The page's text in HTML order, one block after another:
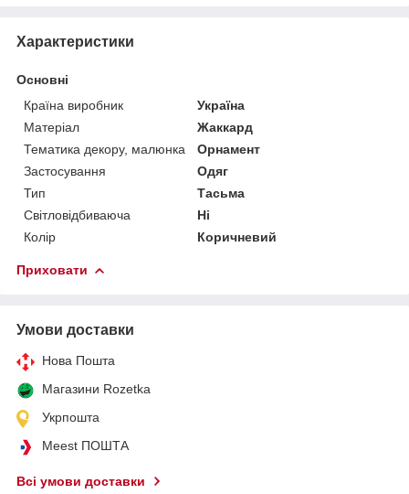
Характеристики
Основні
Країна виробник
Україна
Матеріал
Жаккард
Тематика декору, малюнка
Орнамент
Застосування
Одяг
Тип
Тасьма
Світловідбиваюча
Ні
Колір
Коричневий
Приховати
Умови доставки
Нова Пошта
Магазини Rozetka
Укрпошта
Meest ПОШТА
Всі умови доставки